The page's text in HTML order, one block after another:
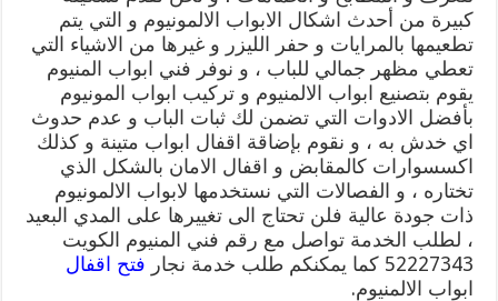
كبيرة من أحدث اشكال الابواب الالمونيوم و التي يتم
تطعيمها بالمرايات و حفر الليزر و غيرها من الاشياء التي
تعطي مظهر جمالي للباب ، و نوفر فني ابواب المنيوم
يقوم بتصنيع ابواب الالمنيوم و تركيب ابواب المونيوم
بأفضل الادوات التي تضمن لك ثبات الباب و عدم حدوث
اي خدش به ، و نقوم بإضاقة اقفال ابواب متينة و كذلك
اكسسوارات كالمقابض و اقفال الامان بالشكل الذي
تختاره ، و الفصالات التي نستخدمها لابواب الالمونيوم
ذات جودة عالية فلن تحتاج الى تغييرها على المدي البعيد
، لطلب الخدمة تواصل مع رقم فني المنيوم الكويت
52227343 كما يمكنكم طلب خدمة نجار
فتح اقفال
ابواب الالمنيوم.